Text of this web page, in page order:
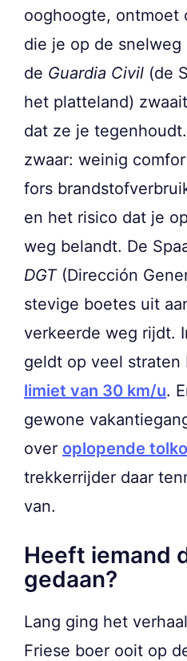
ooghoogte, ontmoet
die je op de
de Guardia Civil (de
het platteland)
dat ze je
zwaar: weinig
fors
en het risico dat je
weg belandt. De
DGT(Dirección
stevige boetes uit
verkeerde weg rijdt.
geldt op veel straten
limiet van 30 km/u.
gewone
over oplopende
trekkerrijder daar
van.
Heeft iemand
gedaan?
Lang ging het
Friese boer ooit op